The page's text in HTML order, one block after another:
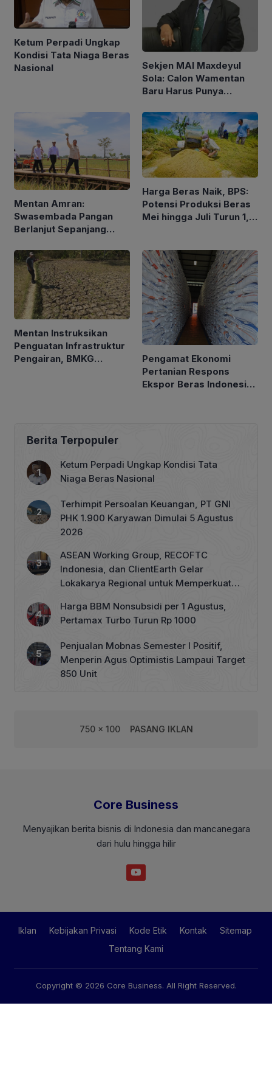
Ketum Perpadi Ungkap
Kondisi Tata Niaga Beras
Nasional
Sekjen MAI Maxdeyul
Sola: Calon Wamentan
Baru Harus Punya
Holistik
Mentan Amran:
Swasembada Pangan
Berlanjut Sepanjang
Harga Beras Naik, BPS:
Potensi Produksi Beras
Mei hingga Juli Turun 1,16
Mentan Instruksikan
Penguatan Infrastruktur
Pengairan, BMKG
Pengamat Ekonomi
Pertanian Respons
Ekspor Beras Indonesia
Berita Terpopuler
Ketum Perpadi Ungkap Kondisi Tata
Niaga Beras Nasional
Terhimpit Persoalan Keuangan, PT GNI
PHK 1.900 Karyawan Dimulai 5 Agustus
2026
ASEAN Working Group, RECOFTC
Indonesia, dan ClientEarth Gelar
Lokakarya Regional untuk Memperkuat
Harga BBM Nonsubsidi per 1 Agustus,
Pertamax Turbo Turun Rp 1000
Penjualan Mobnas Semester I Positif,
Menperin Agus Optimistis Lampaui Target
850 Unit
750 x 100 PASANG IKLAN
Core Business
Menyajikan berita bisnis di Indonesia dan mancanegara
dari hulu hingga hilir
Iklan Kebijakan Privasi Kode Etik Kontak
Sitemap
Tentang Kami
Copyright © 2026 Core Business. All Right Reserved.